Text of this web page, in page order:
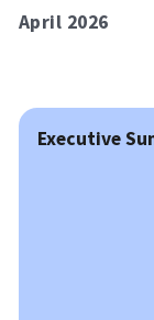
April 2026
Executive